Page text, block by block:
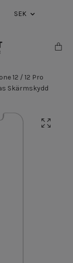
SEK
12 / 12 Pro
Skärmskydd